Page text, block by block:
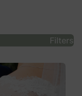
Filters